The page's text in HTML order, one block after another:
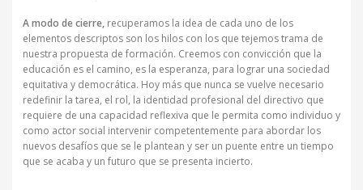
A modo de cierre,recuperamos la idea de cada uno de los
elementos descriptos son los hilos con los que tejemos trama de
nuestra propuesta de formación. Creemos con convicción que la
educación es el camino, es la esperanza, para lograr una sociedad
equitativa y democrática. Hoy más que nunca se vuelve necesario
redefinir la tarea, el rol, la identidad profesional del directivo que
requiere de una capacidad reflexiva que le permita como individuo y
como actor social intervenir competentemente para abordar los
nuevos desafíos que se le plantean y ser un puente entre un tiempo
que se acaba y un futuro que se presenta incierto.